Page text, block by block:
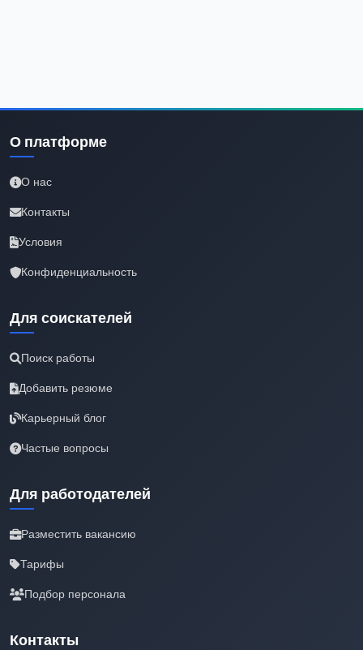
О платформе
О нас
Контакты
Условия
Конфиденциальность
Для соискателей
Поиск работы
Добавить резюме
Карьерный блог
Частые вопросы
Для работодателей
Разместить вакансию
Тарифы
Подбор персонала
Контакты